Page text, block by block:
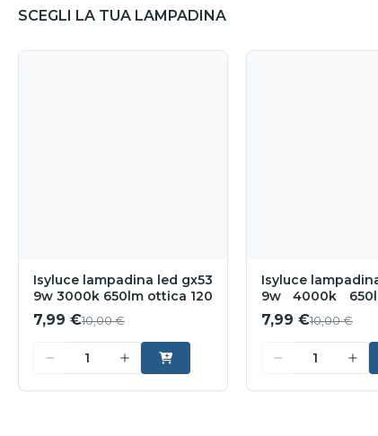
SCEGLI LA TUA LAMPADINA
Isyluce lampadina led gx53
9w 3000k 650lm ottica 120
7,99 €10,00 €
Isyluce
9w 4000k
120
7,99 €10,00 €